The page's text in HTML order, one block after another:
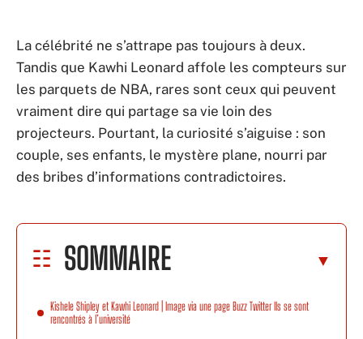
La célébrité ne s’attrape pas toujours à deux.
Tandis que Kawhi Leonard affole les compteurs sur
les parquets de NBA, rares sont ceux qui peuvent
vraiment dire qui partage sa vie loin des
projecteurs. Pourtant, la curiosité s’aiguise : son
couple, ses enfants, le mystère plane, nourri par
des bribes d’informations contradictoires.
SOMMAIRE
Kishele Shipley et Kawhi Leonard | Image via une page Buzz Twitter Ils se sont
rencontrés à l’université